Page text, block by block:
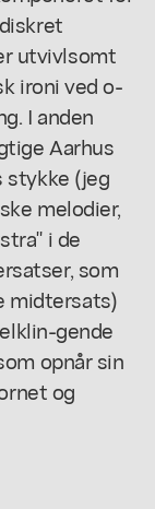
utvivlsomt
ironi ved o-
I anden
Aarhus
stykke (jeg
melodier,
i de
som
midtersats)
gende
opnår sin
og